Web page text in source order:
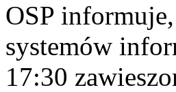
OSP
systemów
17:30